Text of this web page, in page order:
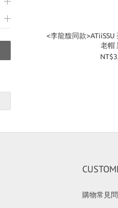
<李龍馥同款
老帽
購物常見